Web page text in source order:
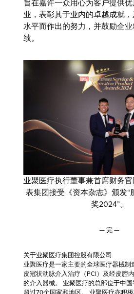
旨在嘉许一众用心为客户提供
业，表彰其于业内的卓越成就
水平而作出的努力，并鼓励企
绩。
业聚医疗执行董事兼首席财务
表集团接受《资本杂志》颁发“
奖2024”。
— 完 —
关于业聚医疗集团控股有限公司
业聚医疗是一家主要的全球医疗器械制
皮冠状动脉介入治疗（PCI）及经皮腔
的介入器械。 业聚医疗的总部位于中